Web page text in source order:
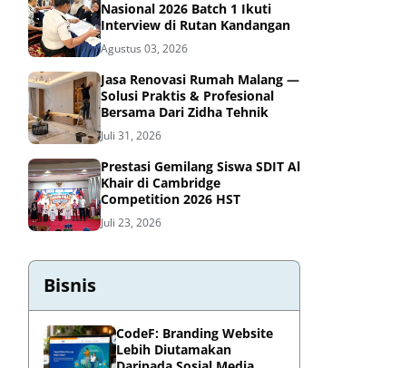
Nasional 2026 Batch 1 Ikuti
Interview di Rutan Kandangan
Agustus 03, 2026
Jasa Renovasi Rumah Malang —
Solusi Praktis & Profesional
Bersama Dari Zidha Tehnik
Juli 31, 2026
Prestasi Gemilang Siswa SDIT Al
Khair di Cambridge
Competition 2026 HST
Juli 23, 2026
Bisnis
CodeF: Branding Website
Lebih Diutamakan